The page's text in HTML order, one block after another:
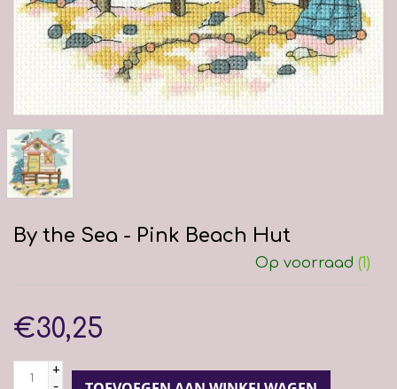
By the Sea - Pink Beach Hut
Op voorraad (1)
€30,25
+